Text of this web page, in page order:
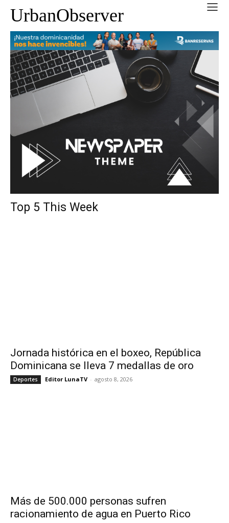
UrbanObserver
Top 5 This Week
Jornada histórica en el boxeo, República
Dominicana se lleva 7 medallas de oro
Deportes Editor LunaTV - agosto 8, 2026
Más de 500.000 personas sufren
racionamiento de agua en Puerto Rico